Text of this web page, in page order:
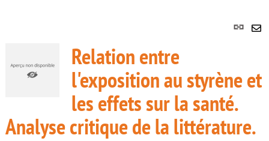
Relation entre
l'exposition au styrène et
les effets sur la santé.
Analyse critique de la littérature.